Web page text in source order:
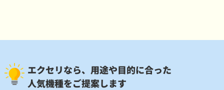
エクセリなら、用途や目的に合った
人気機種をご提案します